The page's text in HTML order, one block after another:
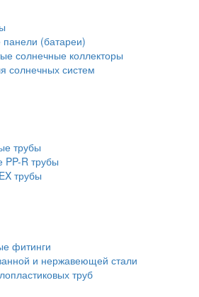
панели (батареи)
солнечные коллекторы
солнечных систем
трубы
R трубы
трубы
фитинги
и нержавеющей стали
труб